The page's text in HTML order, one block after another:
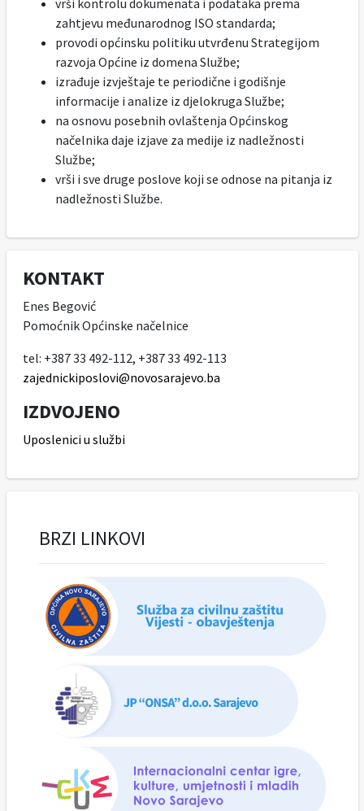
vrši kontrolu dokumenata i podataka prema
zahtjevu međunarodnog ISO standarda;
provodi općinsku politiku utvrđenu Strategijom
razvoja Općine iz domena Službe;
izrađuje izvještaje te periodične i godišnje
informacije i analize iz djelokruga Službe;
na osnovu posebnih ovlaštenja Općinskog
načelnika daje izjave za medije iz nadležnosti
Službe;
vrši i sve druge poslove koji se odnose na pitanja iz
nadležnosti Službe.
KONTAKT
Enes Begović
Pomoćnik Općinske načelnice
tel: +387 33 492-112, +387 33 492-113
zajednickiposlovi@novosarajevo.ba
IZDVOJENO
Uposlenici u službi
BRZI LINKOVI